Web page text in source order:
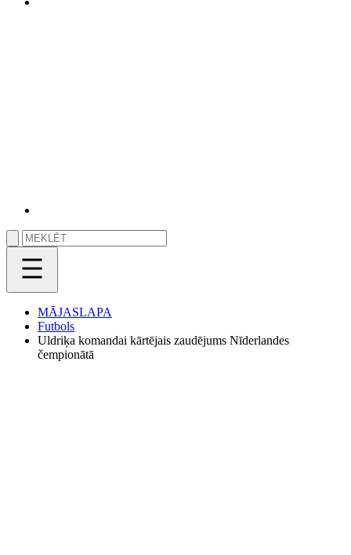
MĀJASLAPA
Futbols
Uldriķa komandai kārtējais zaudējums Nīderlandes
čempionātā